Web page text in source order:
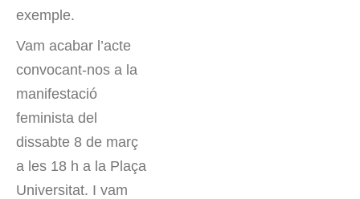
exemple.
Vam acabar l’acte
convocant-nos a la
manifestació
feminista del
dissabte 8 de març
a les 18 h a la Plaça
Universitat. I vam